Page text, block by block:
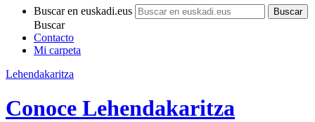
Buscar en euskadi.eus
Buscar
Contacto
Mi carpeta
Lehendakaritza
Conoce Lehendakaritza